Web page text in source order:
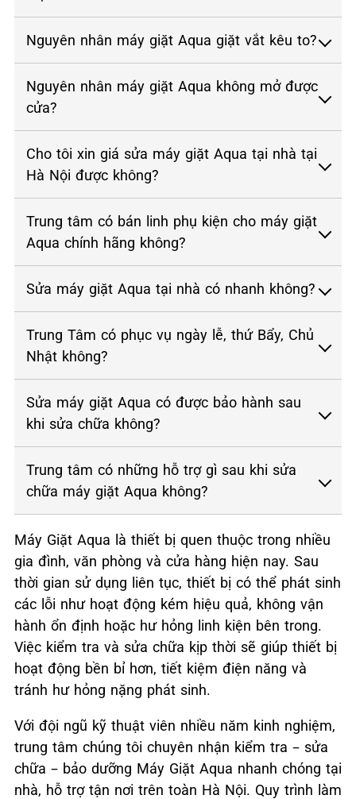
Nguyên nhân máy giặt Aqua giặt vắt kêu to?
Nguyên nhân máy giặt Aqua không mở được
cửa?
Cho tôi xin giá sửa máy giặt Aqua tại nhà tại
Hà Nội được không?
Trung tâm có bán linh phụ kiện cho máy giặt
Aqua chính hãng không?
Sửa máy giặt Aqua tại nhà có nhanh không?
Trung Tâm có phục vụ ngày lễ, thứ Bẩy, Chủ
Nhật không?
Sửa máy giặt Aqua có được bảo hành sau
khi sửa chữa không?
Trung tâm có những hỗ trợ gì sau khi sửa
chữa máy giặt Aqua không?
Máy Giặt Aqua là thiết bị quen thuộc trong nhiều
gia đình, văn phòng và cửa hàng hiện nay. Sau
thời gian sử dụng liên tục, thiết bị có thể phát sinh
các lỗi như hoạt động kém hiệu quả, không vận
hành ổn định hoặc hư hỏng linh kiện bên trong.
Việc kiểm tra và sửa chữa kịp thời sẽ giúp thiết bị
hoạt động bền bỉ hơn, tiết kiệm điện năng và
tránh hư hỏng nặng phát sinh.
Với đội ngũ kỹ thuật viên nhiều năm kinh nghiệm,
trung tâm chúng tôi chuyên nhận kiểm tra – sửa
chữa – bảo dưỡng Máy Giặt Aqua nhanh chóng tại
nhà, hỗ trợ tận nơi trên toàn Hà Nội. Quy trình làm